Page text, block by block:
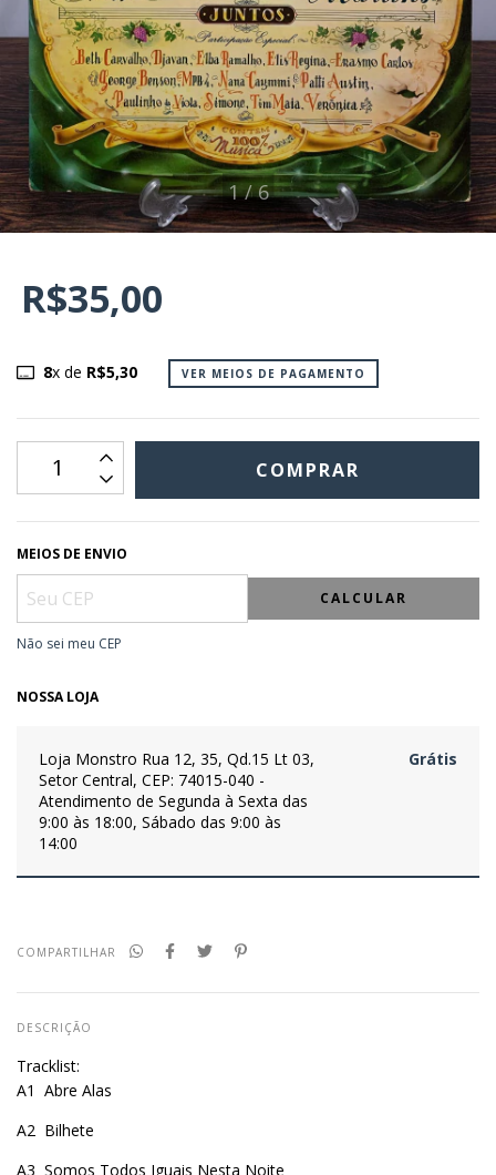
1/6
R$35,00
8x de R$5,30 VER MEIOS DE PAGAMENTO
MEIOS DE ENVIO
CALCULAR
Não sei meu CEP
NOSSA LOJA
Loja Monstro Rua 12, 35, Qd.15 Lt 03,
Setor Central, CEP: 74015-040 -
Atendimento de Segunda à Sexta das
9:00 às 18:00, Sábado das 9:00 às
14:00
Grátis
COMPARTILHAR
DESCRIÇÃO
Tracklist:
A1 Abre Alas
A2 Bilhete
A3 Somos Todos Iguais Nesta Noite